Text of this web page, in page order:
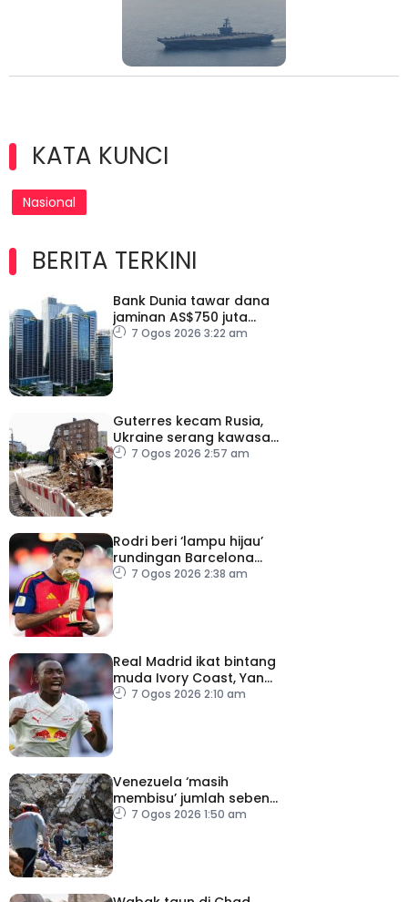
KATA KUNCI
Nasional
BERITA TERKINI
Bank Dunia tawar dana
jaminan AS$750 juta
kepada Indonesia bantu
7 Ogos 2026 3:22 am
Guterres kecam Rusia,
Ukraine serang kawasan
awam7 Ogos 2026 2:57 am
Rodri beri ‘lampu hijau’
rundingan Barcelona
dengan Man City
7 Ogos 2026 2:38 am
Real Madrid ikat bintang
muda Ivory Coast, Yan
Diomande
7 Ogos 2026 2:10 am
Venezuela ‘masih
membisu’ jumlah sebenar
mangsa hilang dalam
7 Ogos 2026 1:50 am